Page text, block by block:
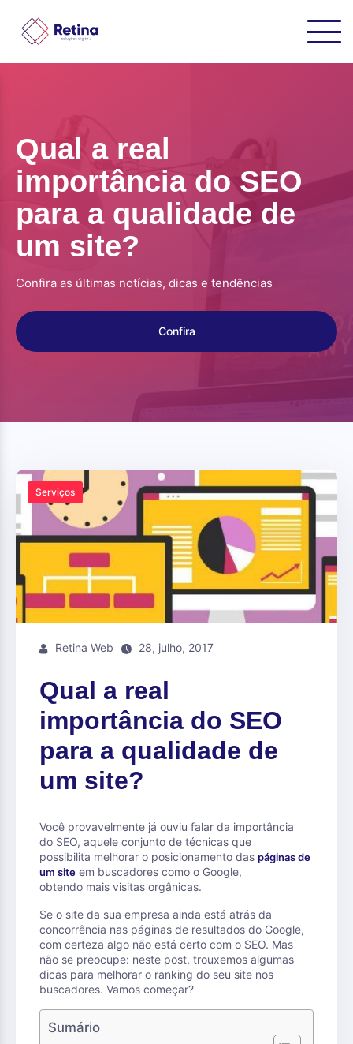
Qual a real
importância do SEO
para a qualidade de
um site?
Confira as últimas notícias, dicas e tendências
Confira
Serviços
Retina Web 28, julho, 2017
Qual a real
importância do SEO
para a qualidade de
um site?
Você provavelmente já ouviu falar da importância
do SEO, aquele conjunto de técnicas que
possibilita melhorar o posicionamento das páginas de
um site em buscadores como o Google,
obtendo mais visitas orgânicas.
Se o site da sua empresa ainda está atrás da
concorrência nas páginas de resultados do Google,
com certeza algo não está certo com o SEO. Mas
não se preocupe: neste post, trouxemos algumas
dicas para melhorar o ranking do seu site nos
buscadores. Vamos começar?
Sumário